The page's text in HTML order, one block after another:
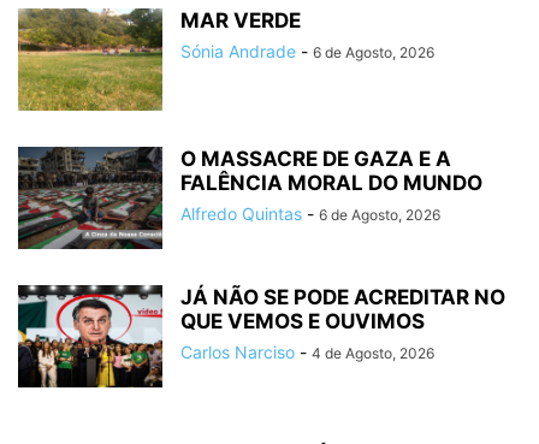
MAR VERDE
Sónia Andrade - 6 de Agosto, 2026
O MASSACRE DE GAZA E A
FALÊNCIA MORAL DO MUNDO
Alfredo Quintas - 6 de Agosto, 2026
JÁ NÃO SE PODE ACREDITAR NO
QUE VEMOS E OUVIMOS
Carlos Narciso - 4 de Agosto, 2026